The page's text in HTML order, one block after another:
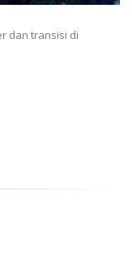
dan transisi di